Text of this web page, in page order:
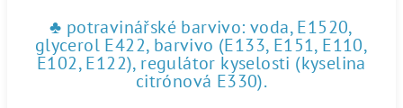
♣ potravinářské barvivo: voda, E1520,
glycerol E422, barvivo (E133, E151, E110,
E102, E122), regulátor kyselosti (kyselina
citrónová E330).